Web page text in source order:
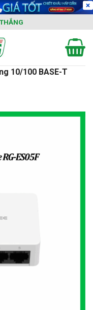
10/100 BASE-T